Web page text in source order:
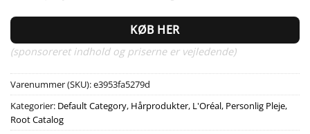
KØB HER
(sponsoreret indhold og priserne er vejledende)
Varenummer (SKU):e3953fa5279d
Kategorier: Default Category, Hårprodukter, L'Oréal, Personlig Pleje,
Root Catalog